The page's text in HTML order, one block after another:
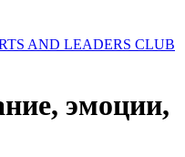
AND LEADERS CLUB
эмоции,